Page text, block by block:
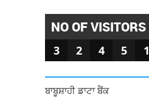
NO OF VISITORS
3 2 4 5 1
ਬਾਬੂਸ਼ਾਹੀ ਡਾਟਾ ਬੈਂਕ